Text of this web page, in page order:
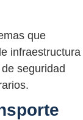
que
infraestructura
seguridad